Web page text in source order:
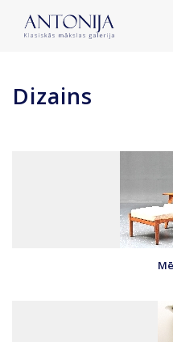
Dizains